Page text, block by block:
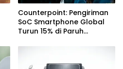
Counterpoint: Pengiriman
SoC Smartphone Global
Turun 15% di Paruh